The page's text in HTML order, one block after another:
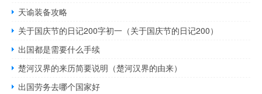
天谕装备攻略
关于国庆节的日记200字初一（关于国庆节的日记200）
出国都是需要什么手续
楚河汉界的来历简要说明（楚河汉界的由来）
出国劳务去哪个国家好